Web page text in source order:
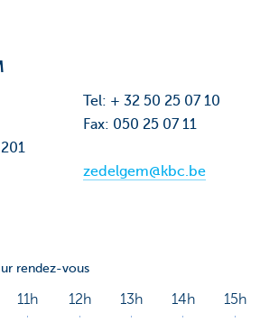
Tel: + 32 50 25 07 10
Fax: 050 25 07 11
zedelgem@kbc.be